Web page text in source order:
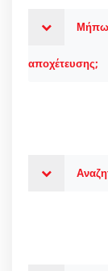
Μήπως
αποχέτευσης;